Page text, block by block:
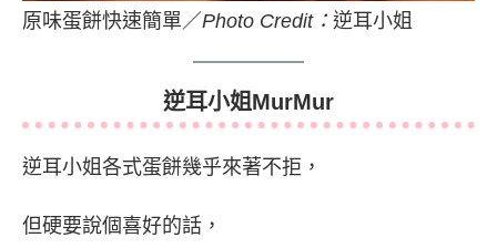
原味蛋餅快速簡單／Photo Credit： 逆耳小姐
逆耳小姐MurMur
逆耳小姐各式蛋餅幾乎來著不拒，
但硬要說個喜好的話，